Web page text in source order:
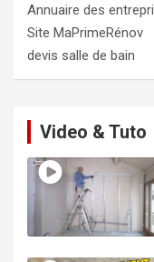
Annuaire des
Site MaPrimeRénov
devis salle de bain
Video & Tuto